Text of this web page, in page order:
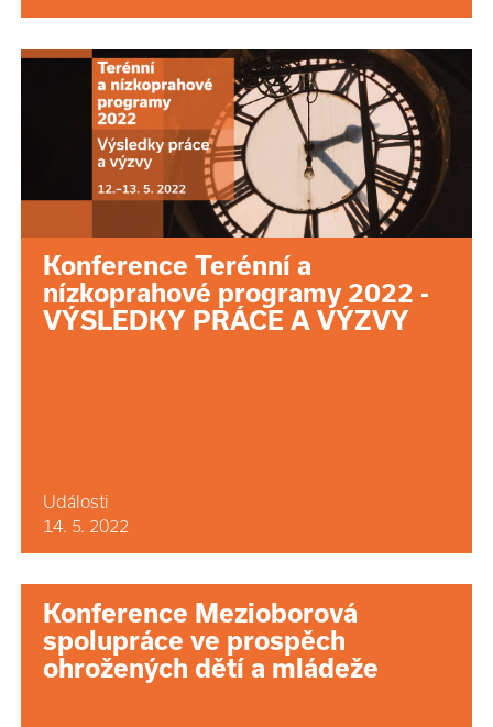
Konference Terénní a
nízkoprahové programy 2022 -
VÝSLEDKY PRÁCE A VÝZVY
Události
14. 5. 2022
Konference Mezioborová
spolupráce ve prospěch
ohrožených dětí a mládeže